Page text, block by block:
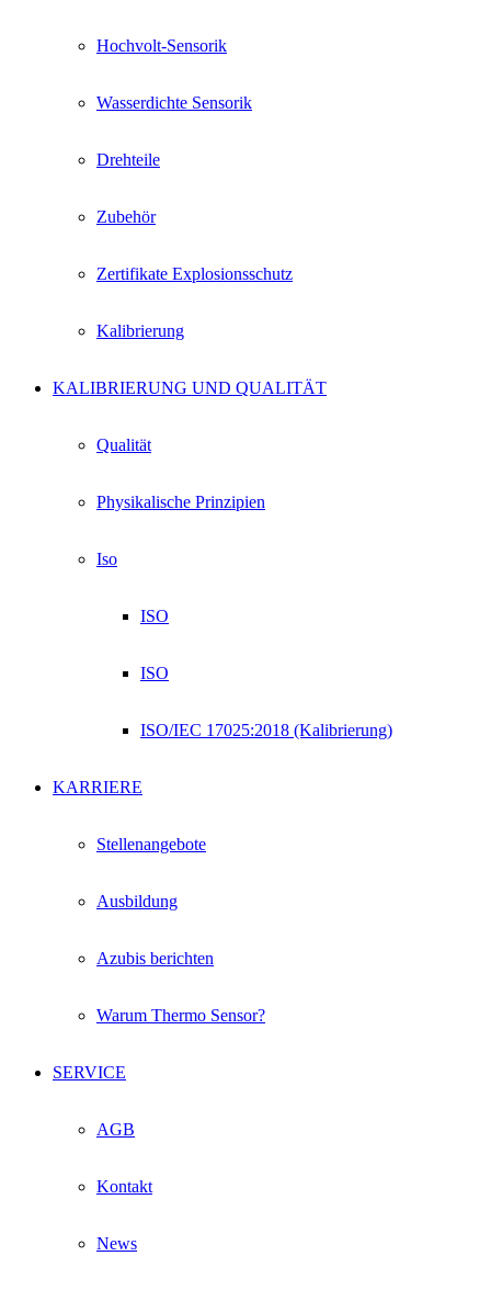
Hochvolt-Sensorik
Wasserdichte Sensorik
Drehteile
Zubehör
Zertifikate Explosionsschutz
Kalibrierung
KALIBRIERUNG UND QUALITÄT
Qualität
Physikalische Prinzipien
Iso
ISO
ISO
ISO/IEC 17025:2018 (Kalibrierung)
KARRIERE
Stellenangebote
Ausbildung
Azubis berichten
Warum Thermo Sensor?
SERVICE
AGB
Kontakt
News